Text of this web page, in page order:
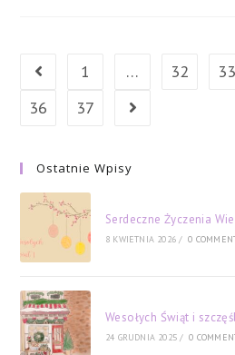
Go to the previous page
1 … 32 33
36
37 Go to the next page
Ostatnie Wpisy
Serdeczne Życzenia
8 KWIETNIA 2026 / 0
Wesołych Świąt i
24 GRUDNIA 2025 / 0